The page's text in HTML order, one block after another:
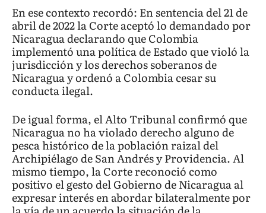
En ese contexto recordó: En sentencia del 21 de
abril de 2022 la Corte aceptó lo demandado por
Nicaragua declarando que Colombia
implementó una política de Estado que violó la
jurisdicción y los derechos soberanos de
Nicaragua y ordenó a Colombia cesar su
conducta ilegal.
De igual forma, el Alto Tribunal confirmó que
Nicaragua no ha violado derecho alguno de
pesca histórico de la población raizal del
Archipiélago de San Andrés y Providencia. Al
mismo tiempo, la Corte reconoció como
positivo el gesto del Gobierno de Nicaragua al
expresar interés en abordar bilateralmente por